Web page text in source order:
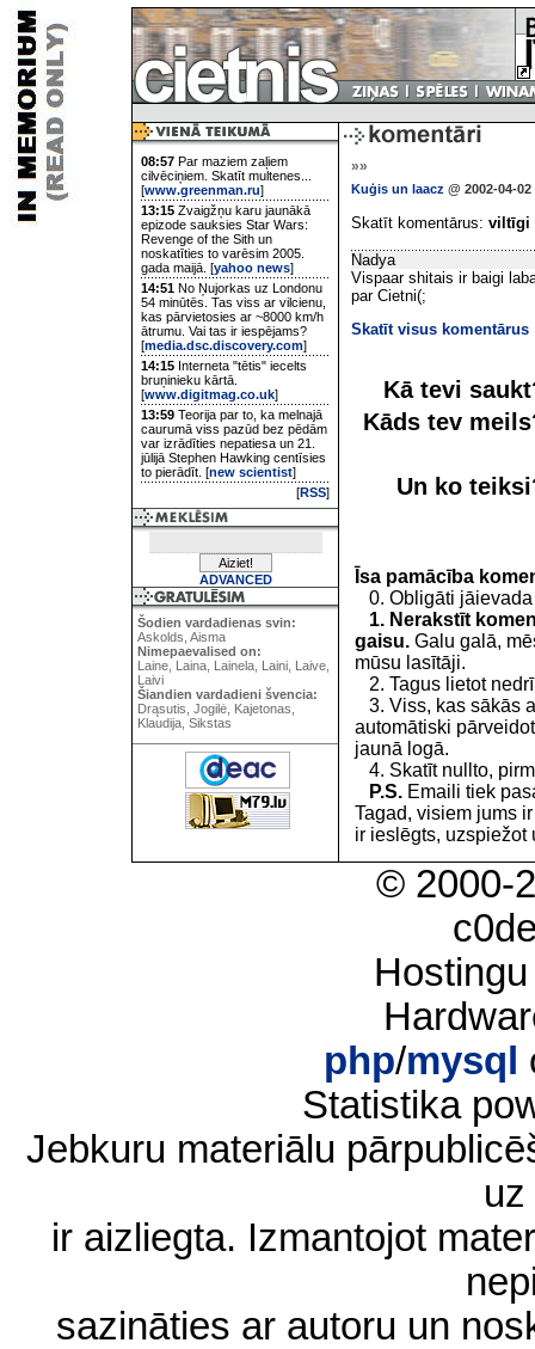
08:57 Par maziem zaļiem
cilvēciņiem. Skatīt multenes...
[www.greenman.ru]
13:15 Zvaigžņu karu jaunākā
epizode sauksies Star Wars:
Revenge of the Sith un
noskatīties to varēsim 2005.
gada maijā. [yahoo news]
14:51 No Ņujorkas uz Londonu
54 minūtēs. Tas viss ar vilcienu,
kas pārvietosies ar ~8000 km/h
ātrumu. Vai tas ir iespējams?
[media.dsc.discovery.com]
14:15 Interneta "tētis" iecelts
bruņinieku kārtā.
[www.digitmag.co.uk]
13:59 Teorija par to, ka melnajā
caurumā viss pazūd bez pēdām
var izrādīties nepatiesa un 21.
jūlijā Stephen Hawking centīsies
to pierādīt. [new scientist]
[RSS]
ADVANCED
Šodien vardadienas svin:
Askolds, Aisma
Nimepaevalised on:
Laine, Laina, Lainela, Laini, Laive,
Laivi
Šiandien vardadieni švencia:
Drąsutis, Jogilė, Kajetonas,
Klaudija, Sikstas
»»
Kuģis un laacz @ 2002-04-02
Skatīt komentārus: viltīgi
Nadya
Vispaar shitais ir baigi
par Cietni(;
Skatīt visus komentārus
Kā tevi
Kāds tev
Un ko
Īsa pamācība
0. Obligāti jāievada
1. Nerakstīt
gaisu. Galu galā,
mūsu lasītāji.
2. Tagus lietot
3. Viss, kas sākās
automātiski
jaunā logā.
4. Skatīt nullto,
P.S. Emaili tiek
Tagad, visiem jums
ir ieslēgts, uzspiežot
© 2000-
php/mysql
Statistika
Jebkuru materiālu
ir aizliegta. Izmantojot
sazināties ar autoru un